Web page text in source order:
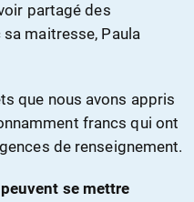
partagé des
maitresse, Paula
que nous avons appris
francs qui ont
de renseignement.
se mettre